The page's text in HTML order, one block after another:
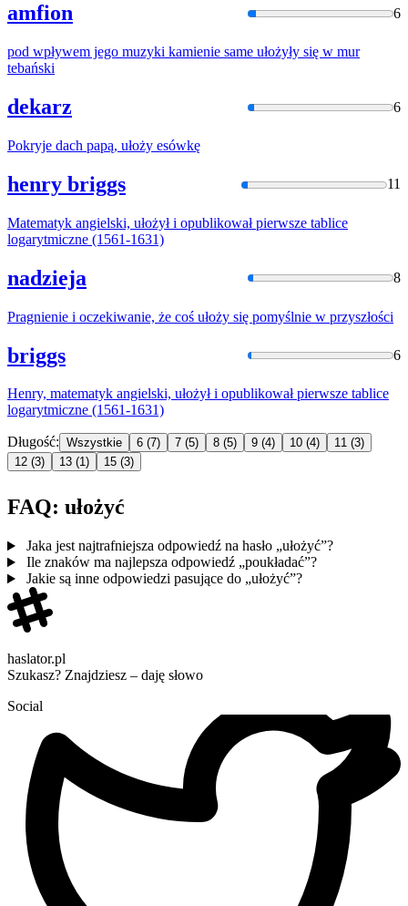
amfion 6
pod wpływem jego muzyki kamienie same ułożyły się w mur
tebański
dekarz 6
Pokryje dach papą, ułoży esówkę
henry briggs 11
Matematyk angielski, ułożył i opublikował pierwsze tablice
logarytmiczne (1561-1631)
nadzieja 8
Pragnienie i oczekiwanie, że coś ułoży się pomyślnie w przyszłości
briggs 6
Henry, matematyk angielski, ułożył i opublikował pierwsze tablice
logarytmiczne (1561-1631)
Długość: Wszystkie 6 (7) 7 (5) 8 (5) 9 (4) 10 (4) 11 (3)
12 (3) 13 (1) 15 (3)
FAQ: ułożyć
Jaka jest najtrafniejsza odpowiedź na hasło „ułożyć”?
Ile znaków ma najlepsza odpowiedź „poukładać”?
Jakie są inne odpowiedzi pasujące do „ułożyć”?
haslator.pl
Szukasz? Znajdziesz – daję słowo
Social